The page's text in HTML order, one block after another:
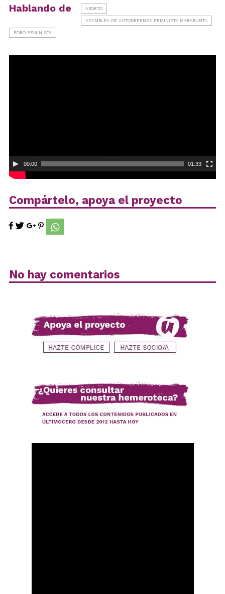
Hablando de ABORTO
ASAMBLEA DE AUTODEFENSA FEMINISTA MARABUNTA
FORO FEMINISTA
00:00 01:33
Compártelo, apoya el proyecto
No hay comentarios